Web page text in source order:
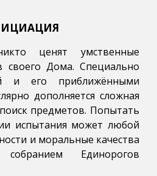
ценят умственные
своего Дома. Специально
и его приближёнными
дополняется сложная
предметов. Попытать
испытания может любой
и моральные качества
Единорогов